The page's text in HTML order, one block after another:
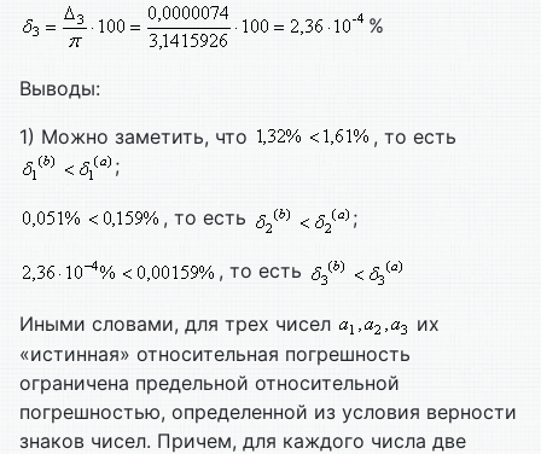
%
Выводы:
1) Можно заметить, что
, то есть
;
, то есть ;
, то есть
Иными словами, для трех чисел
их
«истинная» относительная погрешность
ограничена предельной относительной
погрешностью, определенной из условия верности
знаков чисел. Причем, для каждого числа две